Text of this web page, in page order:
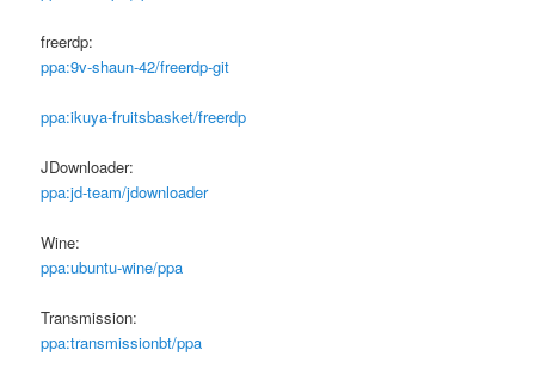
freerdp:
ppa:9v-shaun-42/freerdp-git
ppa:ikuya-fruitsbasket/freerdp
JDownloader:
ppa:jd-team/jdownloader
Wine:
ppa:ubuntu-wine/ppa
Transmission:
ppa:transmissionbt/ppa